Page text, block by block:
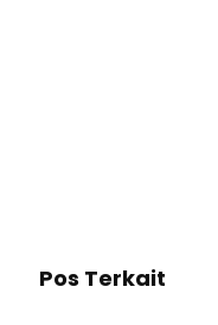
Pos Terkait